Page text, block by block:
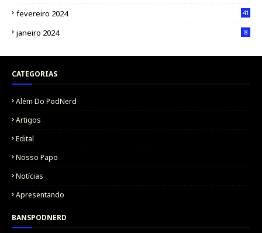
fevereiro 2024 41
janeiro 2024 8
CATEGORIAS
Além Do PodNerd
Artigos
Edital
Nosso Papo
Notícias
Apresentando
BANSPODNERD